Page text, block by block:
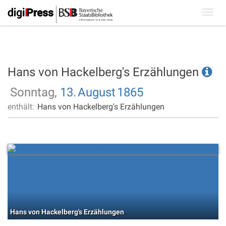
Hans von Hackelberg's Erzählungen
Sonntag, 13.August 1865
enthält: Hans von Hackelberg's Erzählungen
Hans von Hackelberg's Erzählungen